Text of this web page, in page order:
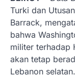
Turki dan
Barrack,
bahwa
militer terhadap
akan tetap
Lebanon selatan.